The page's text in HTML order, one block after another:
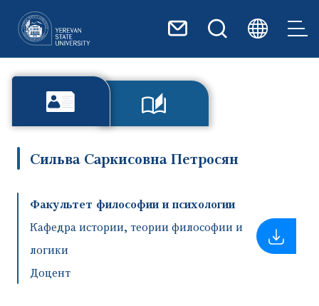
Сильва Саркисовна Петросян
Факультет философии и психологии
Кафедра истории, теории философии и
логики
Доцент